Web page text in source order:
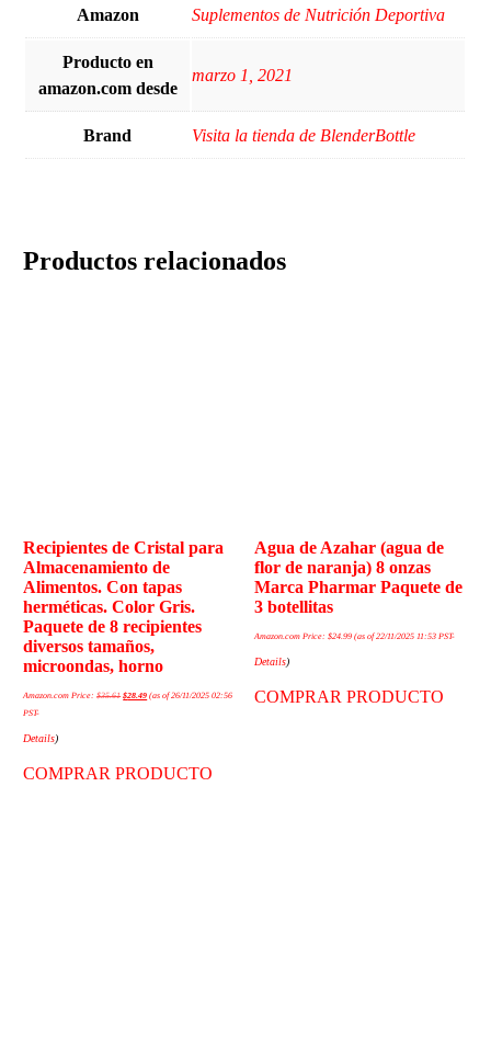
Amazon
Suplementos de Nutrición Deportiva
Producto en
amazon.com desde
marzo 1, 2021
Brand Visita la tienda de BlenderBottle
Productos relacionados
Recipientes de Cristal para
Almacenamiento de
Alimentos. Con tapas
herméticas. Color Gris.
Paquete de 8 recipientes
diversos tamaños,
microondas, horno
Amazon.com Price:$35.61 $28.49 (as of 26/11/2025 02:56
PST-
Details)
COMPRAR PRODUCTO
Agua de Azahar (agua de
flor de naranja) 8 onzas
Marca Pharmar Paquete de
3 botellitas
Amazon.com Price:$24.99 (as of 22/11/2025 11:53 PST-
Details)
COMPRAR PRODUCTO